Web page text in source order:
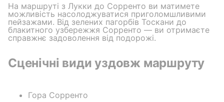
На маршруті з Лукки до Сорренто ви матимете
можливість насолоджуватися приголомшливими
пейзажами. Від зелених пагорбів Тоскани до
блакитного узбережжя Сорренто — ви отримаєте
справжнє задоволення від подорожі.
Сценічні види уздовж маршруту
Гора Сорренто